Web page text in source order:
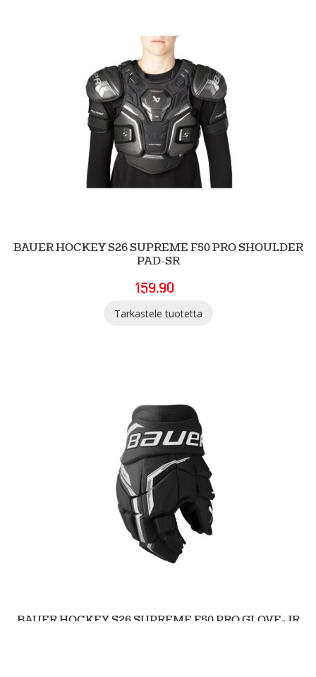
BAUER HOCKEY S26 SUPREME F50 PRO SHOULDER
PAD-SR
159.90
Tarkastele tuotetta
BAUER HOCKEY S26 SUPREME F50 PRO GLOVE-JR